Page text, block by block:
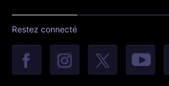
Restez connecté